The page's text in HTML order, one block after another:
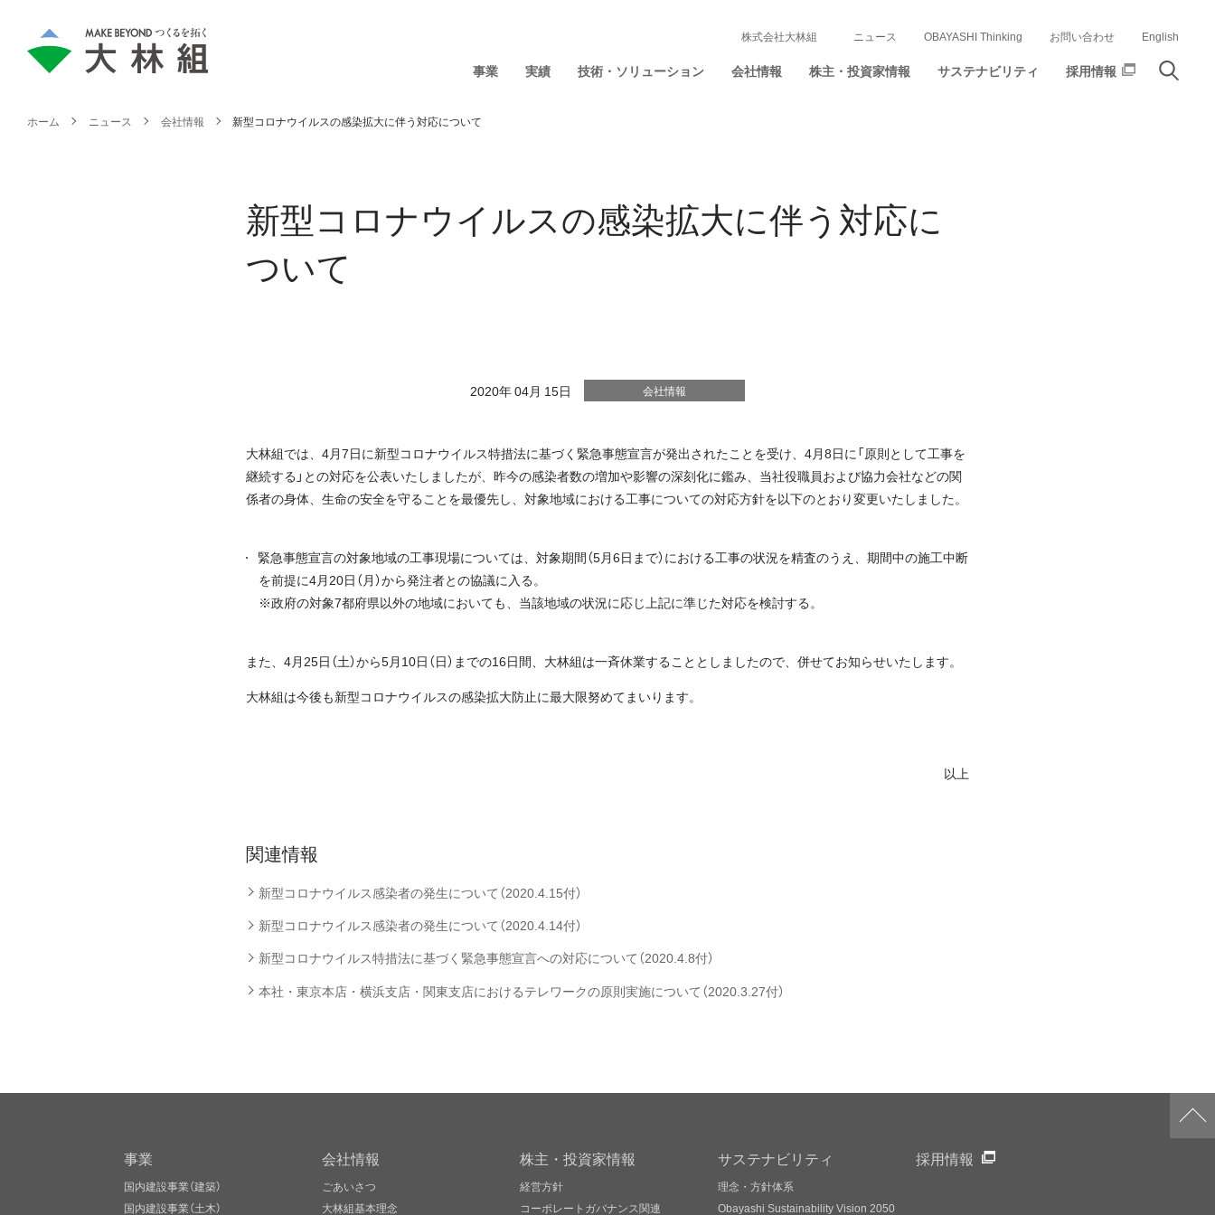
事業 実績 技術・ソリューション 会社情報 株主・投資家情報 サステナビリティ 採用情報
株式会社大林組 ニュース OBAYASHI Thinking お問い合わせ English
ホーム ニュース 会社情報 新型コロナウイルスの感染拡大に伴う対応について
新型コロナウイルスの感染拡大に伴う対応に
ついて
2020年 04月 15日 会社情報
大林組では、4月7日に新型コロナウイルス特措法に基づく緊急事態宣言が発出されたことを受け、4月8日に「原則として工事を
継続する」との対応を公表いたしましたが、昨今の感染者数の増加や影響の深刻化に鑑み、当社役職員および協力会社などの関
係者の身体、生命の安全を守ることを最優先し、対象地域における工事についての対応方針を以下のとおり変更いたしました。
緊急事態宣言の対象地域の工事現場については、対象期間（5月6日まで）における工事の状況を精査のうえ、期間中の施工中断
を前提に4月20日（月）から発注者との協議に入る。
※政府の対象7都府県以外の地域においても、当該地域の状況に応じ上記に準じた対応を検討する。
また、4月25日（土）から5月10日（日）までの16日間、大林組は一斉休業することとしましたので、併せてお知らせいたします。
大林組は今後も新型コロナウイルスの感染拡大防止に最大限努めてまいります。
以上
関連情報
新型コロナウイルス感染者の発生について（2020.4.15付）
新型コロナウイルス感染者の発生について（2020.4.14付）
新型コロナウイルス特措法に基づく緊急事態宣言への対応について（2020.4.8付）
本社・東京本店・横浜支店・関東支店におけるテレワークの原則実施について（2020.3.27付）
事業
国内建設事業（建築）
国内建設事業（土木）
会社情報
ごあいさつ
大林組基本理念
株主・投資家情報
経営方針
コーポレートガバナンス関連
サステナビリティ
理念・方針体系
Obayashi Sustainability Vision 2050
採用情報